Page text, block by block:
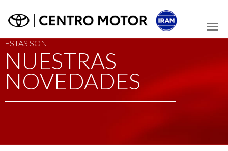
ESTAS SON
NUESTRAS
NOVEDADES